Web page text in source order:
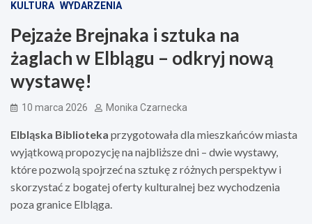
KULTURA WYDARZENIA
Pejzaże Brejnaka i sztuka na
żaglach w Elblągu – odkryj nową
wystawę!
10 marca 2026 Monika Czarnecka
Elbląska Biblioteka przygotowała dla mieszkańców miasta
wyjątkową propozycję na najbliższe dni – dwie wystawy,
które pozwolą spojrzeć na sztukę z różnych perspektyw i
skorzystać z bogatej oferty kulturalnej bez wychodzenia
poza granice Elbląga.